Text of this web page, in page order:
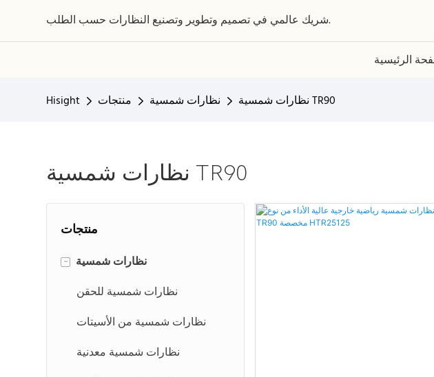
شريك عالمي في تصميم وتطوير وتصنيع النظارات حسب الطلب.
الرئيسية
Hisight منتجات نظارات شمسية نظارات شمسية TR90
نظارات شمسية TR90
منتجات
-
نظارات شمسية
نظارات شمسية للحقن
نظارات شمسية من الأسيتات
نظارات شمسية معدنية